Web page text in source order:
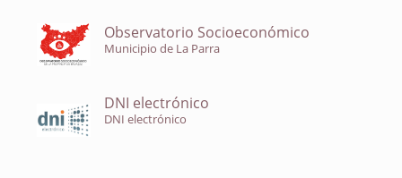
Observatorio Socioeconómico
Municipio de La Parra
DNI electrónico
DNI electrónico